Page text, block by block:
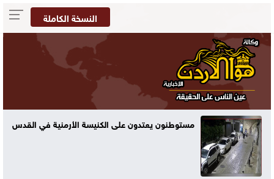
النسخة الكاملة
مستوطنون يعتدون على الكنيسة الأرمنية في القدس